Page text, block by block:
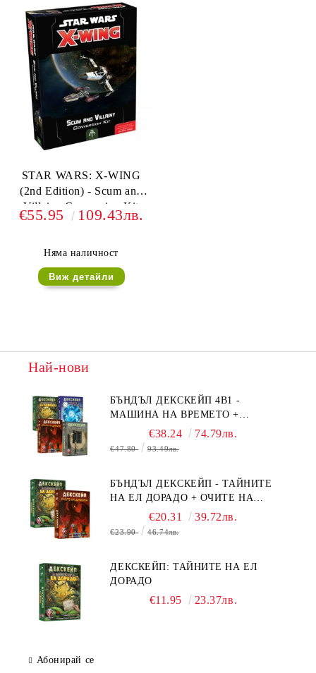
STAR WARS: X-WING
(2nd Edition) - Scum and
Villainy Conversion Kit
€55.95 109.43лв.
Няма наличност
Виж детайли
Най-нови
БЪНДЪЛ ДЕКСКЕЙП 4В1 -
МАШИНА НА ВРЕМЕТО +
БЯГСТВО ОТ АЛКАТРАЗ +
ТАЙНИТЕ НА ЕЛ ДОРАДО +
€38.24 74.79лв.
€47.80 93.49лв.
БЪНДЪЛ ДЕКСКЕЙП - ТАЙНИТЕ
НА ЕЛ ДОРАДО + ОЧИТЕ НА
ДРАКОНА€20.31 39.72лв.
€23.90 46.74лв.
ДЕКСКЕЙП: ТАЙНИТЕ НА ЕЛ
ДОРАДО
€11.95 23.37лв.
Абонирай се